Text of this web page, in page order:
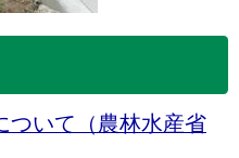
ついて（農林水産省